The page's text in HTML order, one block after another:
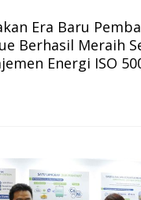
Era Baru
Berhasil Meraih
Energi ISO